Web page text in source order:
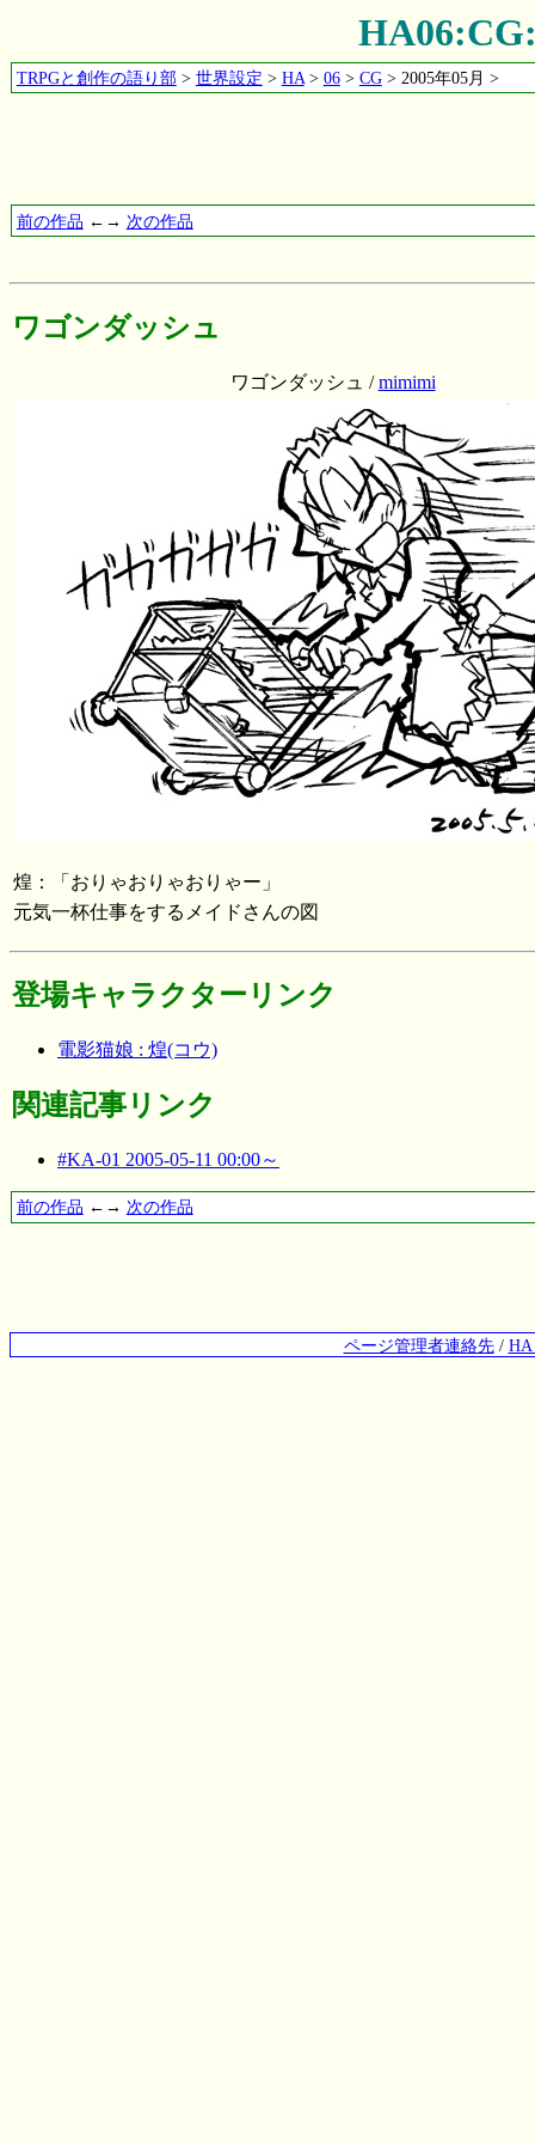
TRPGと創作の語り部> 世界設定 > HA> 06> CG> 2005年05月 >
前の作品 ←→ 次の作品
ワゴンダッシュ
ワゴンダッシュ /mimimi
煌：「おりゃおりゃおりゃー」
元気一杯仕事をするメイドさんの図
登場キャラクターリンク
電影猫娘 : 煌(コウ)
関連記事リンク
#KA-01 2005-05-11 00:00～
前の作品 ←→ 次の作品
ページ管理者連絡先/ HA